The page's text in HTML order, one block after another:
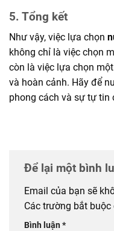
5. Tổng kết
Như vậy, việc lựa chọn
không chỉ là việc chọn
còn là việc lựa chọn
và hoàn cảnh. Hãy để
phong cách và sự tự tin
Để lại một bình
Email của bạn sẽ
Các trường bắt
Bình luận*